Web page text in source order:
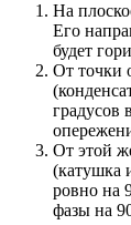
На
Его
будет
От точки
градусов
От этой
(катушка
ровно на
фазы на